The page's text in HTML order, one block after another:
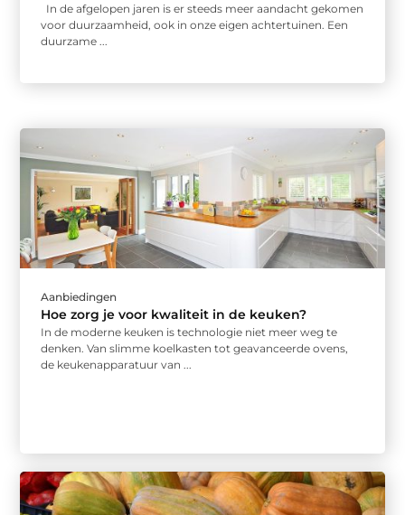
In de afgelopen jaren is er steeds meer aandacht gekomen
voor duurzaamheid, ook in onze eigen achtertuinen. Een
duurzame ...
Aanbiedingen
Hoe zorg je voor kwaliteit in de keuken?
In de moderne keuken is technologie niet meer weg te
denken. Van slimme koelkasten tot geavanceerde ovens,
de keukenapparatuur van ...